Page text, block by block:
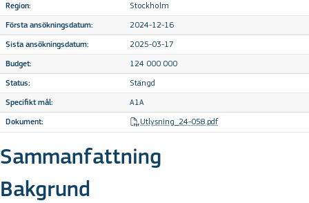
Region: Stockholm
Första ansökningsdatum: 2024-12-16
Sista ansökningsdatum: 2025-03-17
Budget: 124 000 000
Status: Stängd
Specifikt mål: A1A
Dokument: Utlysning_24-058.pdf
Sammanfattning
Bakgrund